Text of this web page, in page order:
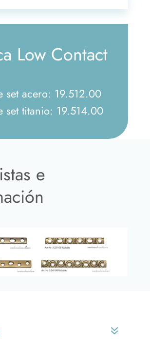
Low Contact
set acero: 19.512.00
set titanio: 19.514.00
e